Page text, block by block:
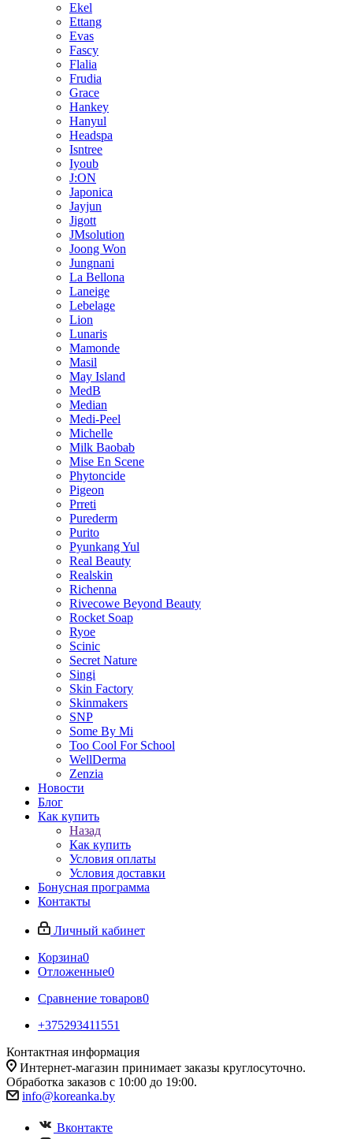
Ekel
Ettang
Evas
Fascy
Flalia
Frudia
Grace
Hankey
Hanyul
Headspa
Isntree
Iyoub
J:ON
Japonica
Jayjun
Jigott
JMsolution
Joong Won
Jungnani
La Bellona
Laneige
Lebelage
Lion
Lunaris
Mamonde
Masil
May Island
MedB
Median
Medi-Peel
Michelle
Milk Baobab
Mise En Scene
Phytoncide
Pigeon
Prreti
Purederm
Purito
Pyunkang Yul
Real Beauty
Realskin
Richenna
Rivecowe Beyond Beauty
Rocket Soap
Ryoe
Scinic
Secret Nature
Singi
Skin Factory
Skinmakers
SNP
Some By Mi
Too Cool For School
WellDerma
Zenzia
Новости
Блог
Как купить
Назад
Как купить
Условия оплаты
Условия доставки
Бонусная программа
Контакты
Личный кабинет
Корзина0
Отложенные0
Сравнение товаров0
+375293411551
Контактная информация
Интернет-магазин принимает заказы круглосуточно.
Обработка заказов с 10:00 до 19:00.
info@koreanka.by
Вконтакте